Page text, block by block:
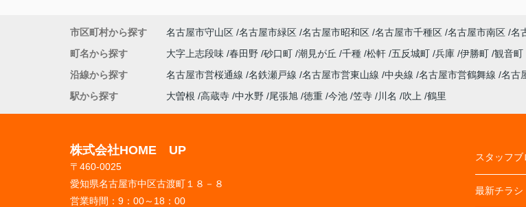
市区町村から探す 名古屋市守山区 名古屋市緑区 名古屋市昭和区 名古屋市千種区 名古屋市南区 名
町名から探す
大字上志段味 春田野 砂口町 潮見が丘 千種 松軒 五反城町 兵庫 伊勝町 観音町
沿線から探す
名古屋市営桜通線 名鉄瀬戸線 名古屋市営東山線 中央線 名古屋市営鶴舞線 名古
駅から探す
大曽根 高蔵寺 中水野 尾張旭 徳重 今池 笠寺 川名 吹上 鶴里
株式会社HOME UP
〒460-0025
愛知県名古屋市中区古渡町１８－８
営業時間： 9：00～18：00
スタッフブ
最新チラシ